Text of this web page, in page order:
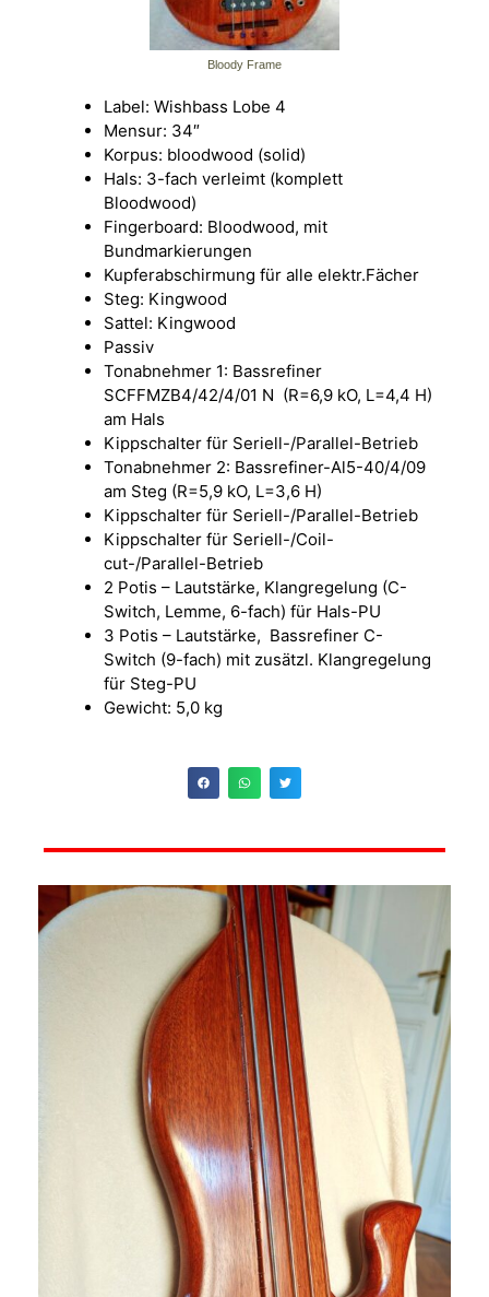
Bloody Frame
Label: Wishbass Lobe 4
Mensur: 34″
Korpus: bloodwood (solid)
Hals: 3-fach verleimt (komplett
Bloodwood)
Fingerboard: Bloodwood, mit
Bundmarkierungen
Kupferabschirmung für alle elektr.Fächer
Steg: Kingwood
Sattel: Kingwood
Passiv
Tonabnehmer 1: Bassrefiner
SCFFMZB4/42/4/01 N (R=6,9 kO, L=4,4 H)
am Hals
Kippschalter für Seriell-/Parallel-Betrieb
Tonabnehmer 2: Bassrefiner-Al5-40/4/09
am Steg (R=5,9 kO, L=3,6 H)
Kippschalter für Seriell-/Parallel-Betrieb
Kippschalter für Seriell-/Coil-
cut-/Parallel-Betrieb
2 Potis – Lautstärke, Klangregelung (C-
Switch, Lemme, 6-fach) für Hals-PU
3 Potis – Lautstärke, Bassrefiner C-
Switch (9-fach) mit zusätzl. Klangregelung
für Steg-PU
Gewicht: 5,0 kg